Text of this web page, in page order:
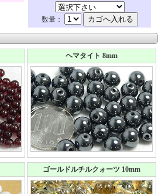
数量：
ヘマタイト 8mm
ゴールドルチルクォーツ 10mm